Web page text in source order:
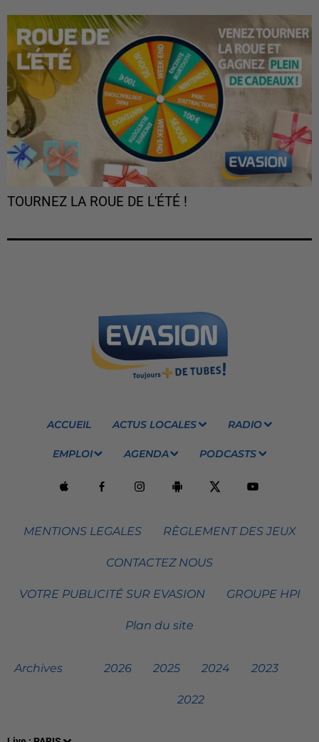
TOURNEZ LA ROUE DE L'ÉTÉ !
ACCUEIL ACTUS LOCALES RADIO
EMPLOI AGENDA PODCASTS
MENTIONS LEGALES RÈGLEMENT DES JEUX
CONTACTEZ NOUS
VOTRE PUBLICITÉ SUR EVASION GROUPE HPI
Plan du site
Archives 2026 2025 2024 2023
2022